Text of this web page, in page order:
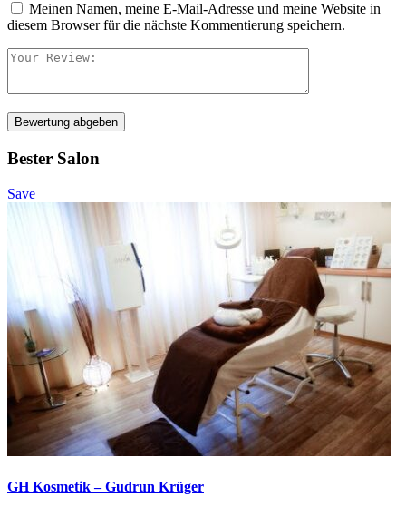
Meinen Namen, meine E-Mail-Adresse und meine Website in
diesem Browser für die nächste Kommentierung speichern.
Bewertung abgeben
Bester Salon
Save
GH Kosmetik – Gudrun Krüger